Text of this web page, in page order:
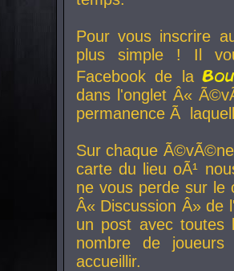
Pour vous inscrire
plus simple ! Il
Facebook de la
dans l'onglet Â«
permanence Ã
Sur chaque
carte du lieu oÃ¹
ne vous perde sur le
Â« Discussion Â» de
un post avec toutes
nombre de
accueillir.